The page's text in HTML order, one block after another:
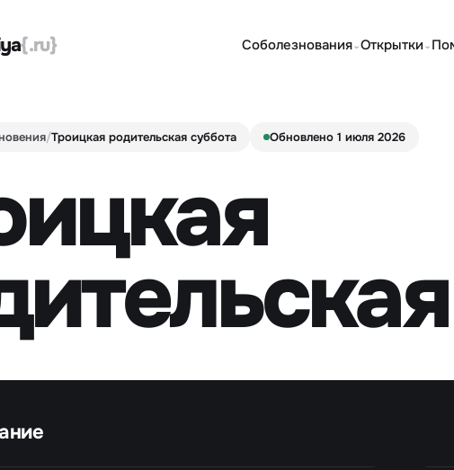
{.ru} Соболезнования⌄Открытки ⌄
/Троицкая родительская суббота Обновлено 1 июля 2026